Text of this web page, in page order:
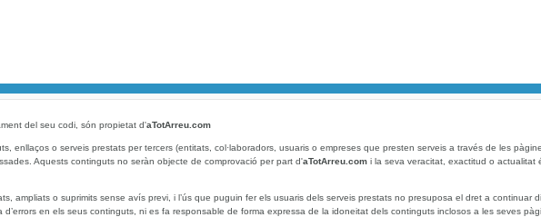
del seu codi, són propietat d'aTotArreu.com
enllaços o serveis prestats per tercers (entitats, col·laboradors, usuaris o empreses que presten serveis a través de les
Aquests continguts no seràn objecte de comprovació per part d'aTotArreu.com i la seva veracitat, exactitud o actualitat
ampliats o suprimits sense avís previ, i l’ús que puguin fer els usuaris dels serveis prestats no presuposa el dret a continuar
d’errors en els seus continguts, ni es fa responsable de forma expressa de la idoneitat dels continguts inclosos a les seves